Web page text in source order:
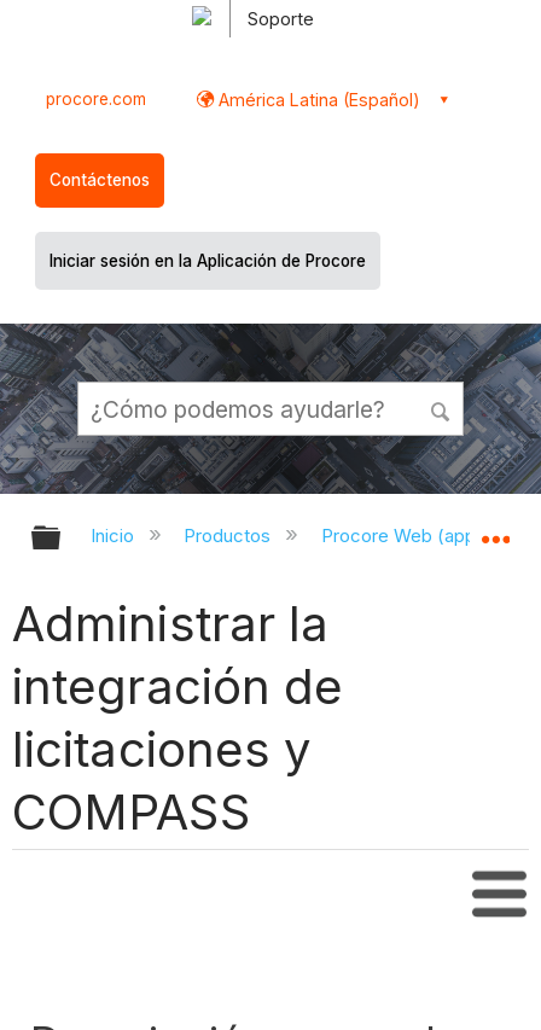
Soporte
procore.com América Latina (Español)
Contáctenos
Iniciar sesión en la Aplicación de Procore
Expandir/contraer jerarquía global
Inicio Productos Procore Web
Administrar la
integración de
licitaciones y
COMPASS